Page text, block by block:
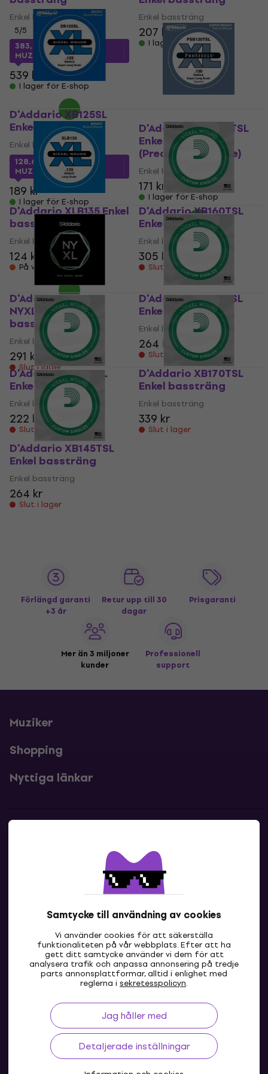
Samtycke till användning av cookies
Vi använder cookies för att säkerställa
funktionaliteten på vår webbplats. Efter att ha
gett ditt samtycke använder vi dem för att
analysera trafik och anpassa annonsering på tredje
parts annonsplattformar, alltid i enlighet med
reglerna i sekretesspolicyn.
Jag håller med
Detaljerade inställningar
Enkel bassträng
5/5
383,24 krmed kod
MUZMUZ-25
539 kr
I lager för E-shop
Enkel bassträng
207 kr212 kr
I lager för E-shop
D'Addario XB125SL
Enkel bassträng
Enkel bassträng
128,68 krmed kod
MUZMUZ-30
189 kr
I lager för E-shop
D'Addario PSB130TSL
Enkel bassträng
(Precis uppackade)
Enkel bassträng
171 kr 188 kr
I lager för E-shop
D'Addario XLB135 Enkel
bassträng
Enkel bassträng
124 kr
På väg
D'Addario XB160TSL
Enkel bassträng
Enkel bassträng
305 kr
Slut i lager
D'Addario
NYXLB130MS Enkel
bassträng
Enkel bassträng
291 kr
Slut i lager
D'Addario XB125TSL
Enkel bassträng
Enkel bassträng
264 kr
Slut i lager
D'Addario XB145SL
Enkel bassträng
Enkel bassträng
222 kr
Slut i lager
D'Addario XB170TSL
Enkel bassträng
Enkel bassträng
339 kr
Slut i lager
D'Addario XB145TSL
Enkel bassträng
Enkel bassträng
264 kr
Slut i lager
Förlängd garanti
+3 år
Retur upp till 30
dagar
Prisgaranti
Mer än 3 miljoner
kunder
Professionell
support
Muziker
Shopping
Nyttiga länkar
Kontakta oss
SE